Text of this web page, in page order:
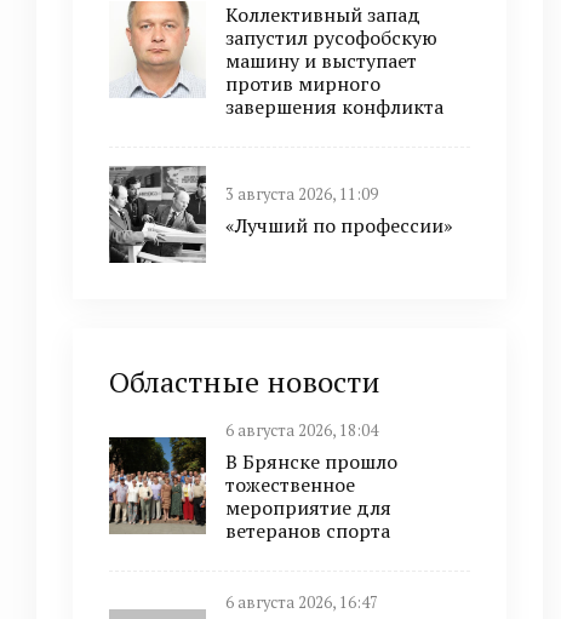
Коллективный запад
запустил русофобскую
машину и выступает
против мирного
завершения конфликта
3 августа 2026, 11:09
«Лучший по профессии»
Областные новости
6 августа 2026, 18:04
В Брянске прошло
тожественное
мероприятие для
ветеранов спорта
6 августа 2026, 16:47